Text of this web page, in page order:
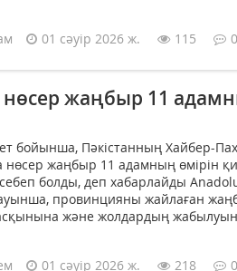
01 сәуір 2026 ж. 115 0
нөсер жаңбыр 11
бойынша, Пәкістанның Хайбер-
нөсер жаңбыр 11 адамның өмірін
болды, деп хабарлайды
провинцияны жайлаған
және жолдардың
01 сәуір 2026 ж. 218 0